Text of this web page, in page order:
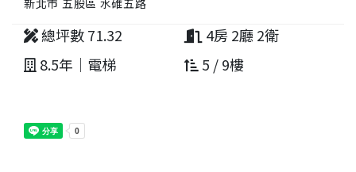
總坪數 71.32
4房 2廳 2衛
8.5年｜電梯
5 / 9樓